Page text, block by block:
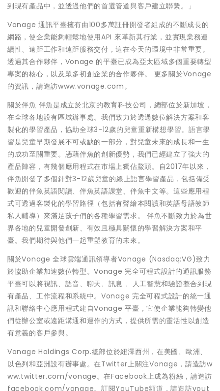
到現有產品中，並透過他們的首選管道與客戶建立聯繫。」
Vonage 通訊平臺擁有由100多萬註冊開發者組成的不斷成長的
網路，使企業能夠輕鬆地使用API 來革新其行業，並實現業務連
續性、遠距工作和遠距服務交付，這在今天的環境中非常重要。
透過其合作夥伴，Vonage 的平臺已成為亞太區域多個重要轉型
專案的核心，以及眾多初創企業的合作夥伴。 更多關於Vonage
的資訊，請造訪www.vonage.com。
關於伴魚 伴魚是成立於北京的教育科技公司，總部位於新加坡，
在全球各地設有區域辦事處。我們致力於透過數位解決方案和客
製化的學習產品，協助全球3-12歲的兒童重新構想學習。語言學
習是兒童早期發展不可或缺的一部分，對兒童未來的成長和一生
的成功至關重要。憑藉伴魚的創新優勢，我們已經建立了強大的
產品陣容，有幾個應用程式在市場上獨佔鰲頭。自2017年以來，
伴魚開發了多個針對3-12歲兒童的線上語言學習產品，包括備受
歡迎的伴魚英語閱讀、伴魚英語課堂、伴魚中文等。這些應用程
式可透過客製化的學習路徑（包括有聲繪本閱讀和英語母語教師
私人輔導）來滿足孩子們的各種學習需求。 伴魚不斷致力於為世
界各地的兒童開發創新、有效且極具關懷的學習解決方案和平
臺。我們期待與他們一起重塑教育的未來。
關於Vonage 全球雲端通訊領導者Vonage (Nasdaq:VG)致力
於協助企業加速數位轉型。Vonage 完全可程式設計的通訊服務
平臺可以將視訊、語音、聊天、訊息 、人工智慧和驗證整合到現
有產品、工作流程和系統中。Vonage 完全可程式設計的統一通
訊和聯絡中心應用程式建自Vonage 平臺，它使企業能夠轉變他
們從辦公室或遠距溝通和運作的方式，提供所需的靈活性以創造
有意義的客戶參與。
Vonage Holdings Corp.總部位於紐澤西州，在美國、歐洲、
以色列和亞洲設有辦事處。在Twitter上關注Vonage，請造訪w
ww.twitter.com/vonage。在Facebook上成為粉絲，請造訪
facebook.com/vonage。訂閱YouTube頻道，請造訪yout